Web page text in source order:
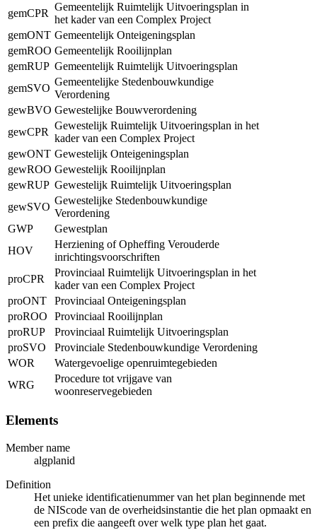
gemCPR
Gemeentelijk Ruimtelijk Uitvoeringsplan in
het kader van een Complex Project
gemONT Gemeentelijk Onteigeningsplan
gemROO Gemeentelijk Rooilijnplan
gemRUP Gemeentelijk Ruimtelijk Uitvoeringsplan
gemSVO
Gemeentelijke Stedenbouwkundige
Verordening
gewBVO Gewestelijke Bouwverordening
gewCPR
Gewestelijk Ruimtelijk Uitvoeringsplan in het
kader van een Complex Project
gewONT Gewestelijk Onteigeningsplan
gewROO Gewestelijk Rooilijnplan
gewRUP Gewestelijk Ruimtelijk Uitvoeringsplan
gewSVO
Gewestelijke Stedenbouwkundige
Verordening
GWP
Gewestplan
HOV
Herziening of Opheffing Verouderde
inrichtingsvoorschriften
proCPR
Provinciaal Ruimtelijk Uitvoeringsplan in het
kader van een Complex Project
proONT
Provinciaal Onteigeningsplan
proROO
Provinciaal Rooilijnplan
proRUP
Provinciaal Ruimtelijk Uitvoeringsplan
proSVO
Provinciale Stedenbouwkundige Verordening
WOR
Watergevoelige openruimtegebieden
WRG
Procedure tot vrijgave van
woonreservegebieden
Elements
Member name
algplanid
Definition
Het unieke identificatienummer van het plan beginnende met
de NIScode van de overheidsinstantie die het plan opmaakt en
een prefix die aangeeft over welk type plan het gaat.